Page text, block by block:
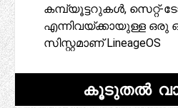
കമ്പ്യൂട്ടറുകൾ,
എന്നിവയ്‌ക്കായുള്ള ഒരു
സിസ്റ്റമാണ് LineageOS
കൂടുതൽ